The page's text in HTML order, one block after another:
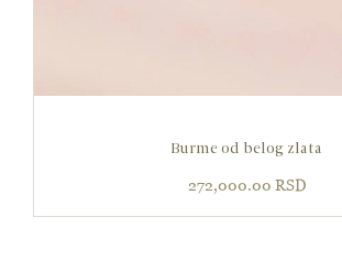
Burme od belog zlata
272,000.00 RSD